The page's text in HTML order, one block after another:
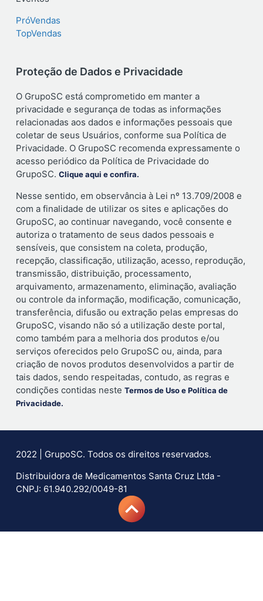
PróVendas
TopVendas
Proteção de Dados e Privacidade
O GrupoSC está comprometido em manter a
privacidade e segurança de todas as informações
relacionadas aos dados e informações pessoais que
coletar de seus Usuários, conforme sua Política de
Privacidade. O GrupoSC recomenda expressamente o
acesso periódico da Política de Privacidade do
GrupoSC. Clique aqui e confira.
Nesse sentido, em observância à Lei nº 13.709/2008 e
com a finalidade de utilizar os sites e aplicações do
GrupoSC, ao continuar navegando, você consente e
autoriza o tratamento de seus dados pessoais e
sensíveis, que consistem na coleta, produção,
recepção, classificação, utilização, acesso, reprodução,
transmissão, distribuição, processamento,
arquivamento, armazenamento, eliminação, avaliação
ou controle da informação, modificação, comunicação,
transferência, difusão ou extração pelas empresas do
GrupoSC, visando não só a utilização deste portal,
como também para a melhoria dos produtos e/ou
serviços oferecidos pelo GrupoSC ou, ainda, para
criação de novos produtos desenvolvidos a partir de
tais dados, sendo respeitadas, contudo, as regras e
condições contidas neste Termos de Uso e Política de
Privacidade.
2022 | GrupoSC. Todos os direitos reservados.
Distribuidora de Medicamentos Santa Cruz Ltda -
CNPJ: 61.940.292/0049-81